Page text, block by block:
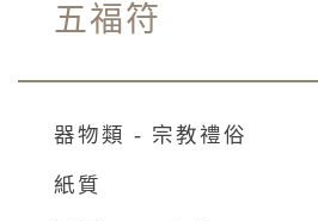
五福符
器物類 - 宗教禮俗
紙質